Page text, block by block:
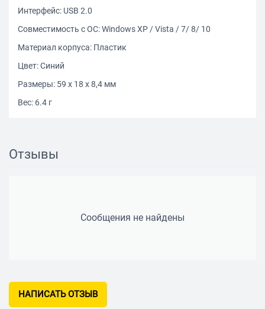
Интерфейс: USB 2.0
Совместимость с ОС: Windows XP / Vista / 7/ 8/ 10
Материал корпуса: Пластик
Цвет: Синий
Размеры: 59 х 18 х 8,4 мм
Вес: 6.4 г
Отзывы
Сообщения не найдены
НАПИСАТЬ ОТЗЫВ